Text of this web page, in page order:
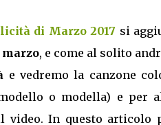
di Marzo 2017 si
, e come al solito
e vedremo la canzone
o modella) e per
video. In questo articolo